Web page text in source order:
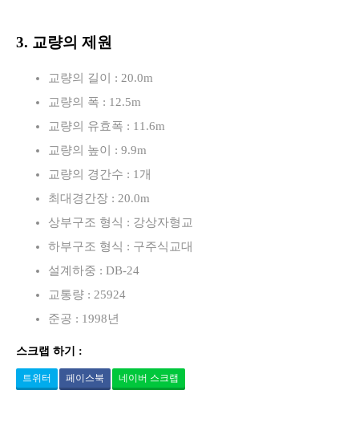
3. 교량의 제원
교량의 길이 : 20.0m
교량의 폭 : 12.5m
교량의 유효폭 : 11.6m
교량의 높이 : 9.9m
교량의 경간수 : 1개
최대경간장 : 20.0m
상부구조 형식 : 강상자형교
하부구조 형식 : 구주식교대
설계하중 : DB-24
교통량 : 25924
준공 : 1998년
스크랩 하기 :
트위터 페이스북 네이버 스크랩